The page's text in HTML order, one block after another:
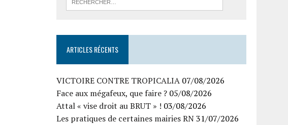
ARTICLES RÉCENTS
VICTOIRE CONTRE TROPICALIA 07/08/2026
Face aux mégafeux, que faire ? 05/08/2026
Attal « vise droit au BRUT » ! 03/08/2026
Les pratiques de certaines mairies RN31/07/2026